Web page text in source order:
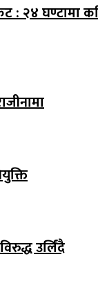
: २४ घण्टामा
उर्लिंदै